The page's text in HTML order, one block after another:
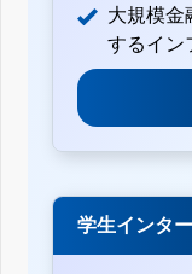
大規模金
するイン
学生インタ